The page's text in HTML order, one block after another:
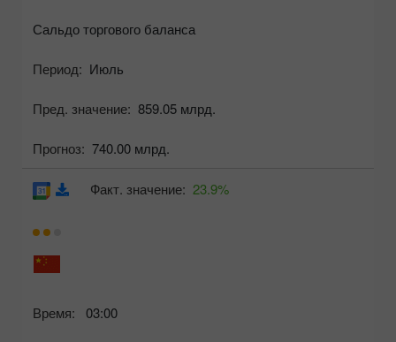
Сальдо торгового баланса
Период: Июль
Пред. значение: 859.05 млрд.
Прогноз: 740.00 млрд.
Время: 03:00
Факт. значение: 23.9%